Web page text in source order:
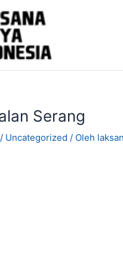
Serang
/ Uncategorized / Oleh